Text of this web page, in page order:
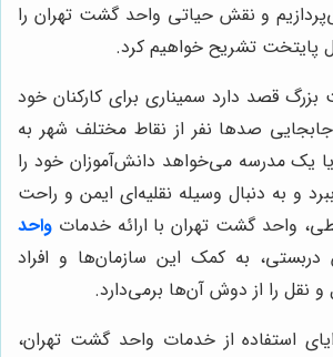
و نقش حیاتی واحد گشت تهران را
پایتخت تشریح خواهیم کرد.
قصد دارد سمیناری برای کارکنان خود
جابجایی صدها نفر از نقاط مختلف شهر به
یک مدرسه می‌خواهد دانش‌آموزان خود را
و به دنبال وسیله نقلیه‌ای ایمن و راحت
واحد گشت تهران با ارائه خدمات واحد
دربستی، به کمک این سازمان‌ها و افراد
نقل را از دوش آن‌ها برمی‌دارد.
استفاده از خدمات واحد گشت تهران،